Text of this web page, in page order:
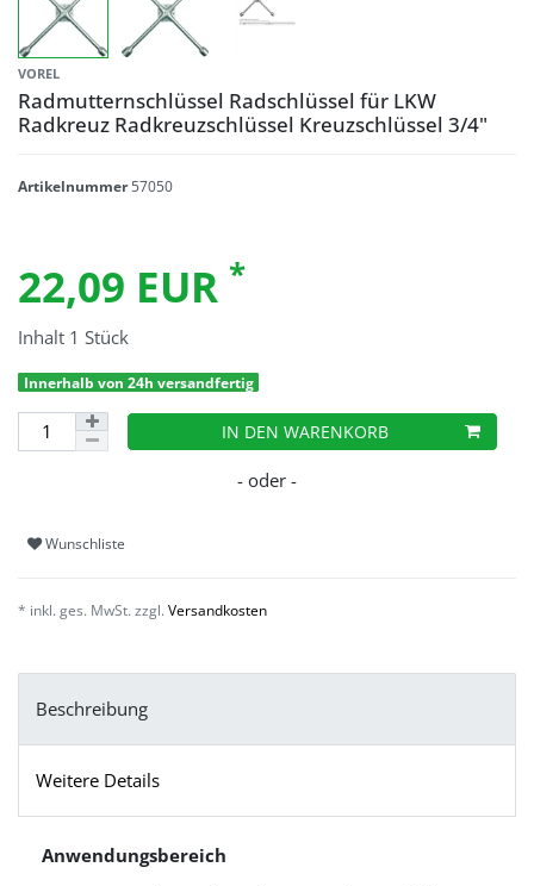
VOREL
Radmutternschlüssel Radschlüssel für LKW
Radkreuz Radkreuzschlüssel Kreuzschlüssel 3/4"
Artikelnummer57050
22,09 EUR *
Inhalt 1 Stück
Innerhalb von 24h versandfertig
IN DEN WARENKORB
Wunschliste
* inkl. ges. MwSt. zzgl. Versandkosten
Beschreibung
Weitere Details
Anwendungsbereich